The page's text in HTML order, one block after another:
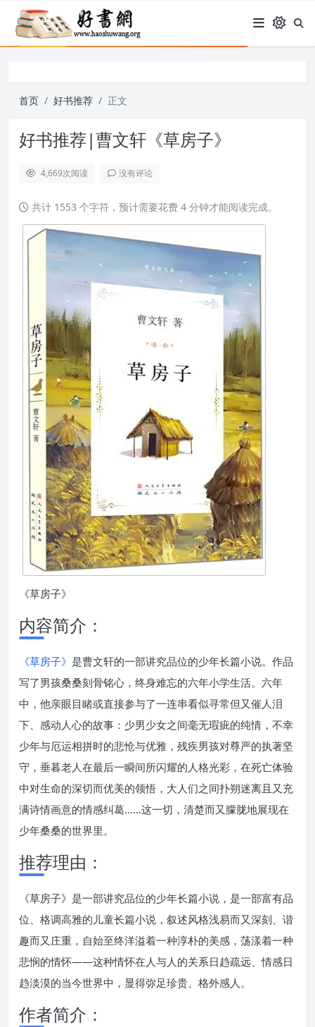
首页 好书推荐 正文
好书推荐|曹文轩《草房子》
4,669次阅读 没有评论
共计 1553 个字符，预计需要花费 4 分钟才能阅读完成。
《草房子》
内容简介：
《草房子》 是曹文轩的一部讲究品位的少年长篇小说。作品
写了男孩桑桑刻骨铭心，终身难忘的六年小学生活。六年
中，他亲眼目睹或直接参与了一连串看似寻常但又催人泪
下、感动人心的故事：少男少女之间毫无瑕疵的纯情，不幸
少年与厄运相拼时的悲怆与优雅，残疾男孩对尊严的执著坚
守，垂暮老人在最后一瞬间所闪耀的人格光彩，在死亡体验
中对生命的深切而优美的领悟，大人们之间扑朔迷离且又充
满诗情画意的情感纠葛……这一切，清楚而又朦胧地展现在
少年桑桑的世界里。
推荐理由：
《草房子》是一部讲究品位的少年长篇小说，是一部富有品
位、格调高雅的儿童长篇小说，叙述风格浅易而又深刻、谐
趣而又庄重，自始至终洋溢着一种淳朴的美感，荡漾着一种
悲悯的情怀——这种情怀在人与人的关系日趋疏远、情感日
趋淡漠的当今世界中，显得弥足珍贵、格外感人。
作者简介：